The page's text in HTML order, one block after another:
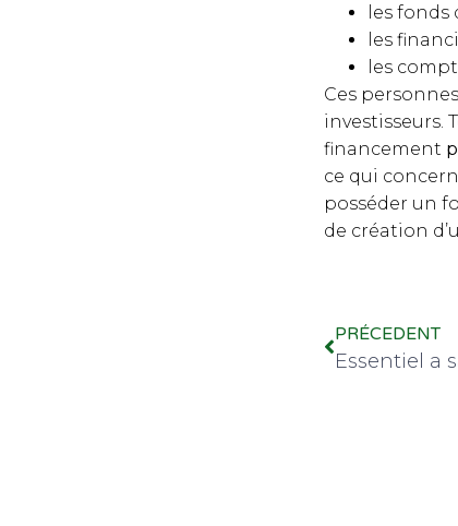
les fonds
les
les
Ces
investisseurs.
financement
ce qui
posséder un
de création
PRÉCEDENT